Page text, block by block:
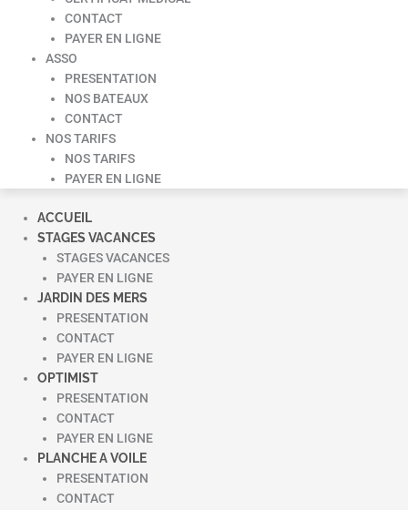
CONTACT
PAYER EN LIGNE
ASSO
PRESENTATION
NOS BATEAUX
CONTACT
NOS TARIFS
NOS TARIFS
PAYER EN LIGNE
ACCUEIL
STAGES VACANCES
STAGES VACANCES
PAYER EN LIGNE
JARDIN DES MERS
PRESENTATION
CONTACT
PAYER EN LIGNE
OPTIMIST
PRESENTATION
CONTACT
PAYER EN LIGNE
PLANCHE A VOILE
PRESENTATION
CONTACT